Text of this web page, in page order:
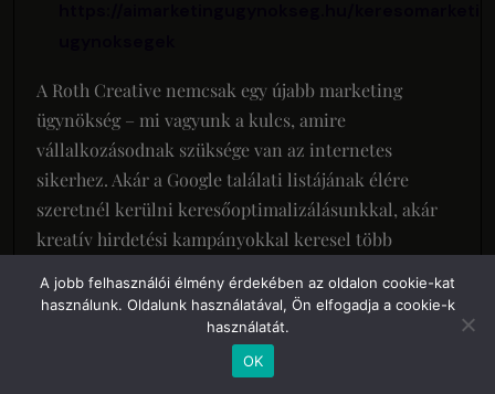
A Roth Creative nemcsak egy újabb marketing
ügynökség – mi vagyunk a kulcs, amire
vállalkozásodnak szüksége van az internetes
sikerhez. Akár a Google találati listájának élére
szeretnél kerülni keresőoptimalizálásunkkal, akár
kreatív hirdetési kampányokkal keresel több
hogy ne csak jelen legyél online, hanem hogy valódi
A jobb felhasználói élmény érdekében az oldalon cookie-kat
használunk. Oldalunk használatával, Ön elfogadja a cookie-k
használatát.
OK